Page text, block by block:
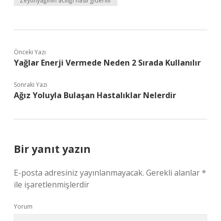
Önceki Yazı
Yağlar Enerji Vermede Neden 2 Sırada Kullanılır
Sonraki Yazı
Ağız Yoluyla Bulaşan Hastalıklar Nelerdir
Bir yanıt yazın
E-posta adresiniz yayınlanmayacak. Gerekli alanlar*
ile işaretlenmişlerdir
Yorum